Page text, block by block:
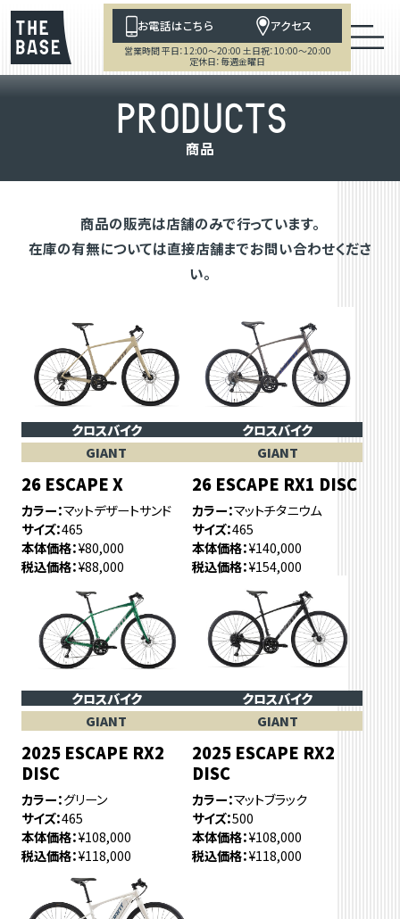
お電話はこちら アクセス
営業時間 平日：12:00～20:00 土日祝：10:00～20:00
定休日：毎週金曜日
PRODUCTS
商品
商品の販売は店舗のみで行っています。
在庫の有無については直接店舗までお問い合わせくださ
い。
クロスバイク
GIANT
26 ESCAPE X
カラー マットデザートサンド
サイズ 465
本体価格 ¥80,000
税込価格 ¥88,000
クロスバイク
GIANT
26 ESCAPE RX1 DISC
カラー マットチタニウム
サイズ 465
本体価格 ¥140,000
税込価格 ¥154,000
クロスバイク
GIANT
2025 ESCAPE RX2
DISC
カラー グリーン
サイズ 465
本体価格 ¥108,000
税込価格 ¥118,000
クロスバイク
GIANT
2025 ESCAPE RX2
DISC
カラー マットブラック
サイズ 500
本体価格 ¥108,000
税込価格 ¥118,000